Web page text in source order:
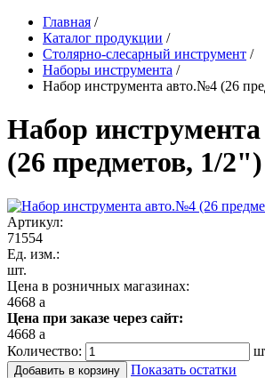
Главная /
Каталог продукции /
Столярно-слесарный инструмент /
Наборы инструмента /
Набор инструмента авто.№4 (26
Набор
(26 предметов, 1/
Артикул:
71554
Ед. изм.:
шт.
Цена в розничных магазинах:
4668 a
Цена при заказе через сайт:
4668 a
Количество:
Добавить в корзину
Показать остатки